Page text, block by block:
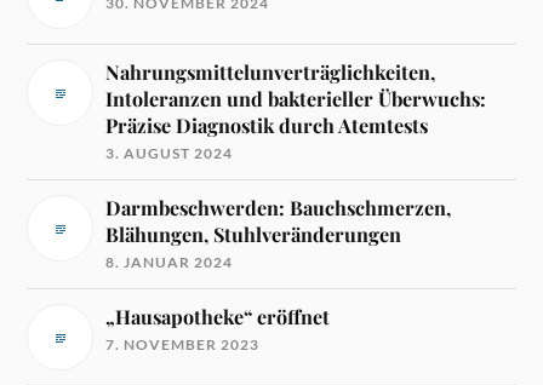
Nahrungsmittelunverträglichkeiten,
Intoleranzen und bakterieller Überwuchs:
Präzise Diagnostik durch Atemtests
3. AUGUST 2024
Darmbeschwerden: Bauchschmerzen,
Blähungen, Stuhlveränderungen
8. JANUAR 2024
„Hausapotheke“ eröffnet
7. NOVEMBER 2023